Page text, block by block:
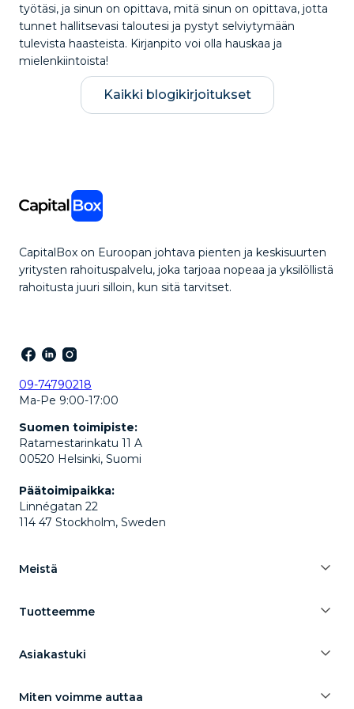
työtäsi, ja sinun on opittava, mitä sinun on opittava, jotta
tunnet hallitsevasi taloutesi ja pystyt selviytymään
tulevista haasteista. Kirjanpito voi olla hauskaa ja
mielenkiintoista!
Kaikki blogikirjoitukset
CapitalBox on Euroopan johtava pienten ja keskisuurten
yritysten rahoituspalvelu, joka tarjoaa nopeaa ja yksilöllistä
rahoitusta juuri silloin, kun sitä tarvitset.
09-74790218
Ma-Pe 9:00-17:00
Suomen toimipiste:
Ratamestarinkatu 11 A
00520 Helsinki, Suomi
Päätoimipaikka:
Linnégatan 22
114 47 Stockholm, Sweden
Meistä
Tuotteemme
Asiakastuki
Miten voimme auttaa